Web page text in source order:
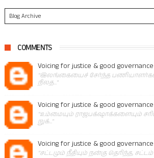
COMMENTS
Voicing for justice & good governance
"இலங்கையைச் சேர்ந்த
நிலத..."
Voicing for justice & good governance
"உம்மையும் ராஜபக்‌ஷாக்களையும்
றுக்..."
Voicing for justice & good governance
"சட்டமும் நீதியும் நன்கு தெரிந்த, சட்டம்